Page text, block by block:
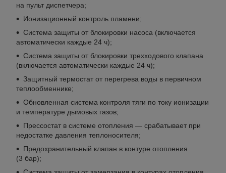
на пульт диспетчера;
Ионизационный контроль пламени;
Система защиты от блокировки насоса (включается
автоматически каждые 24 ч);
Система защиты от блокировки трехходового клапана
(включается автоматически каждые 24 ч);
Защитный термостат от перегрева воды в первичном
теплообменнике;
Обновленная система контроля тяги по току ионизации
и температуре дымовых газов;
Прессостат в системе отопления — срабатывает при
недостатке давления теплоносителя;
Предохранительный клапан в контуре отопления
(3 бар);